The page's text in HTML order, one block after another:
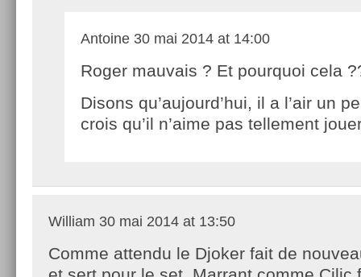
Antoine 30 mai 2014 at 14:00
Roger mauvais ? Et pourquoi cela
Disons qu’aujourd’hui, il a l’air un
crois qu’il n’aime pas tellement
William 30 mai 2014 at 13:50
Comme attendu le Djoker fait de